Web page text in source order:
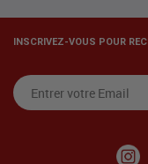
INSCRIVEZ-VOUS POUR